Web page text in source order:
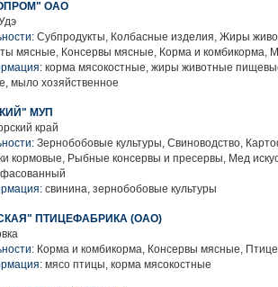
ОАО
Субпродукты, Колбасные изделия, Жиры
мясные, Консервы мясные, Корма и комбикорма,
корма мясокостные, жиры животные
мыло хозяйственное
МУП
край
Зернобобовые культуры, Свиноводство,
кормовые, Рыбные консервы и пресервы, Мед
свинина, зернобобовые культуры
ПТИЦЕФАБРИКА (ОАО)
Корма и комбикорма, Консервы мясные,
мясо птицы, корма мясокостные